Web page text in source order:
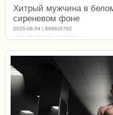
Хитрый мужчина в
сиреневом фоне
2025-06-04 | 8688x5792